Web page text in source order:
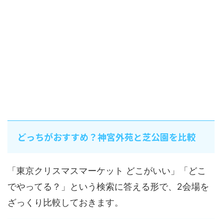
どっちがおすすめ？神宮外苑と芝公園を比較
「東京クリスマスマーケット どこがいい」「どこ
でやってる？」という検索に答える形で、2会場を
ざっくり比較しておきます。